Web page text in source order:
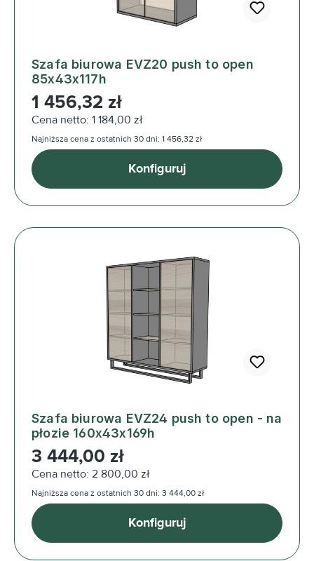
Szafa biurowa EVZ20 push to open
85x43x117h
Cena regularna:
1 456,32 zł
Cena netto: 1 184,00 zł
Najniższa cena z ostatnich 30 dni: 1 456,32 zł
Konfiguruj
Szafa biurowa EVZ24 push to open - na
płozie 160x43x169h
Cena regularna:
3 444,00 zł
Cena netto: 2 800,00 zł
Najniższa cena z ostatnich 30 dni: 3 444,00 zł
Konfiguruj